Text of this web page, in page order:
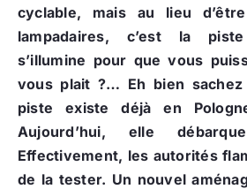
cyclable, mais au lieu
lampadaires, c’est la
s’illumine pour que vous
vous plait ?… Eh bien
piste existe déjà en
Aujourd’hui, elle
Effectivement, les autorités
de la tester. Un nouvel